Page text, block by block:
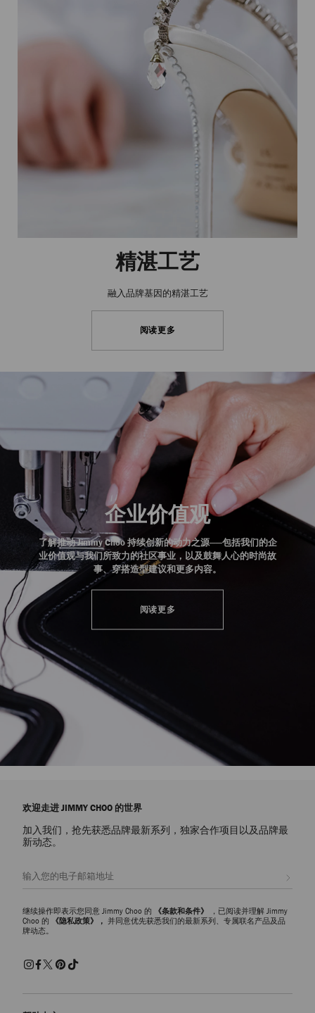
精湛工艺
融入品牌基因的精湛工艺
阅读更多
企业价值观
了解推动 Jimmy Choo 持续创新的动力之源——包括我们的企
业价值观与我们所致力的社区事业，以及鼓舞人心的时尚故
事、穿搭造型建议和更多内容。
阅读更多
欢迎走进 JIMMY CHOO 的世界
加入我们，抢先获悉品牌最新系列，独家合作项目以及品牌最
新动态。
继续操作即表示您同意 Jimmy Choo 的 《条款和条件》
，已阅读并理解 Jimmy
Choo 的
《隐私政策》， 并同意优先获悉我们的最新系列、专属联名产品及品
牌动态。